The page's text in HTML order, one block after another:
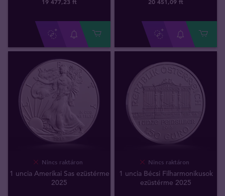
Nincs raktáron
1 uncia Amerikai Sas ezüstérme
2025
Nincs raktáron
1 uncia Bécsi Filharmonikusok
ezüstérme 2025